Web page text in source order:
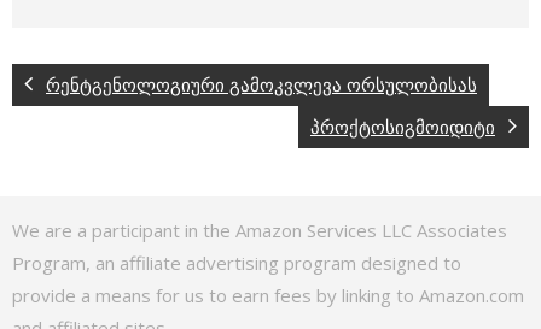
რენტგენოლოგიური გამოკვლევა ორსულობისას
პროქტოსიგმოიდიტი
We are a participant in the Amazon Services LLC Associates
Program, an affiliate advertising program designed to
provide a means for us to earn fees by linking to Amazon.com